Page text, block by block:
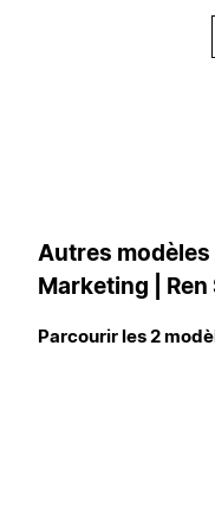
Autres
Marketing |
Parcourir les 2